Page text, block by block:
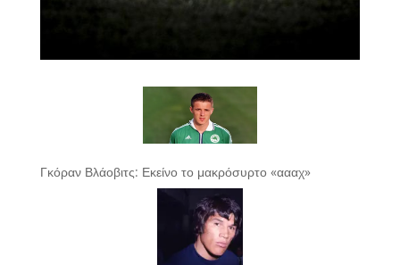
Γκόραν Βλάοβιτς: Εκείνο το μακρόσυρτο «αααχ»